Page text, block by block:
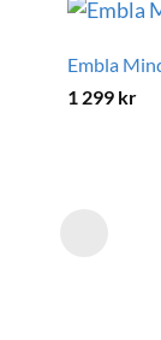
Embla
1 299 kr